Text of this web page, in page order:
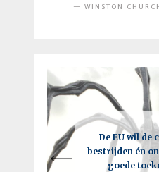
WINSTON
De EU wil
bestrijden én
goede
Een
deze crisis
toekomst
Je moet vooral
maar niet als